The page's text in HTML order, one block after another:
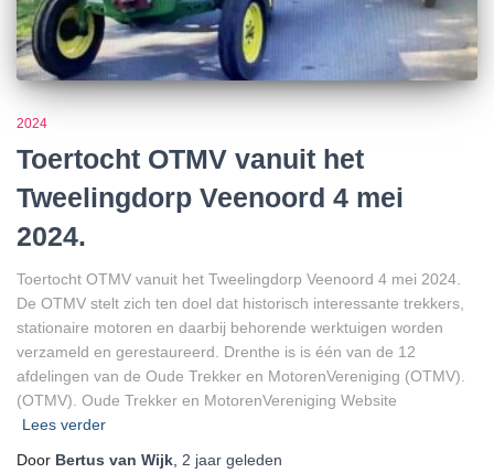
2024
Toertocht OTMV vanuit het
Tweelingdorp Veenoord 4 mei
2024.
Toertocht OTMV vanuit het Tweelingdorp Veenoord 4 mei 2024.
De OTMV stelt zich ten doel dat historisch interessante trekkers,
stationaire motoren en daarbij behorende werktuigen worden
verzameld en gerestaureerd. Drenthe is is één van de 12
afdelingen van de Oude Trekker en MotorenVereniging (OTMV).
(OTMV). Oude Trekker en MotorenVereniging Website
Lees verder
Door Bertus van Wijk, 2 jaar geleden